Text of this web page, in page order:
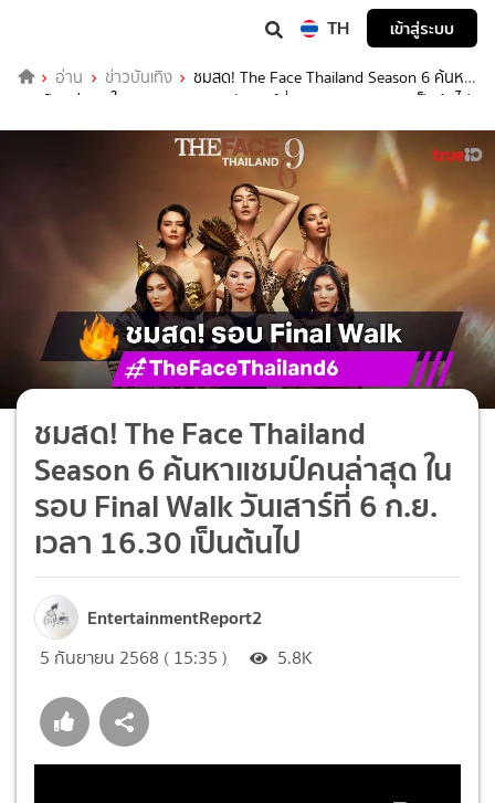
TH เข้าสู่ระบบ
อ่าน ข่าวบันเทิง
ชมสด! The Face Thailand Season 6 ค้นหา
แชมป์คนล่าสุด ในรอบ Final Walk วันเสาร์ที่ 6 ก.ย. เวลา 16.30 เป็นต้นไป
ชมสด! The Face Thailand
Season 6 ค้นหาแชมป์คนล่าสุด ใน
รอบ Final Walk วันเสาร์ที่ 6 ก.ย.
เวลา 16.30 เป็นต้นไป
EntertainmentReport2
5 กันยายน 2568 ( 15:35 ) 5.8K